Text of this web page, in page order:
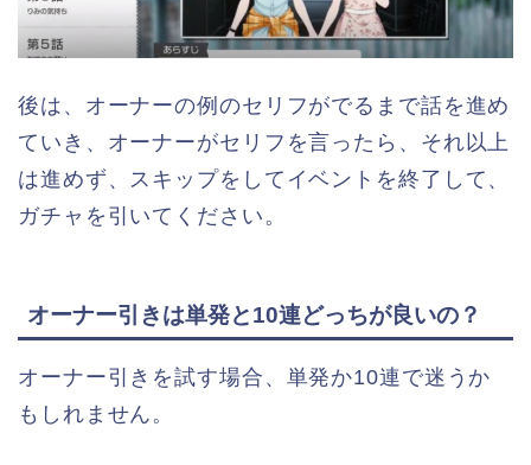
後は、オーナーの例のセリフがでるまで話を進め
ていき、オーナーがセリフを言ったら、それ以上
は進めず、スキップをしてイベントを終了して、
ガチャを引いてください。
オーナー引きは単発と10連どっちが良いの？
オーナー引きを試す場合、単発か10連で迷うか
もしれません。